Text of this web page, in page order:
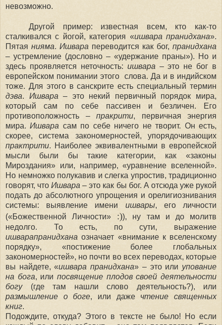
невозможно.
Другой пример: известная всем, кто как-то
сталкивался с йогой, категория «ишвара пранидхана».
Пятая нияма. Ишвара переводится как бог, пранидхана
– устремление (дословно – «удержание праны»). Но и
здесь проявляется неточность: ишвара– это не бог в
европейском понимании этого слова. Да и в индийском
тоже. Для этого в санскрите есть специальный термин
дэва. Ишвара– это некий первичный порядок мира,
который сам по себе пассивен и безличен. Его
противоположность – пракрити, первичная энергия
мира.Ишвара сам по себе ничего не творит. Он есть,
скорее, система закономерностей, упорядочивающих
практрити. Наиболее эквивалентными в европейской
мысли были бы такие категории, как «законы
Мироздания» или, например, «уравнение вселенной».
Но немножко полукавив и слегка упростив, традиционно
говорят, чтоИшвара – это как бы бог. А отсюда уже рукой
подать до абсолютного упрощения и орелигиознивания
системы: выявление имени ишвары, его личности
(«Божественной Личности»
:)), ну там и до молитв
недолго. То есть, по сути, выражение
ишварапранидхана означает «внимание к вселенскому
порядку», «постижение более глобальных
закономерностей», но почти во всех переводах, которые
вы найдете, «ишвара пранидхана» –это или упование
на бога, илипосвящение плодов своей деятельности
богу (где там нашли слово деятельность?), или
размышление о боге, или даже чтение священных
книг.
Подождите, откуда? Этого в тексте не было! Но если